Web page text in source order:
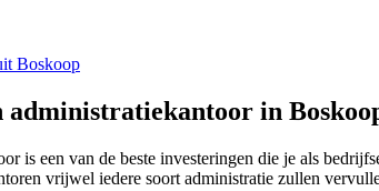
Boskoop
administratiekantoor in
is een van de beste investeringen die je als
vrijwel iedere soort administratie zullen